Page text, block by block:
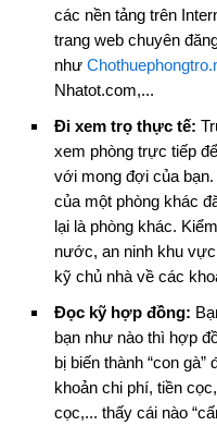
các nền tảng trên
trang web chuyên
như
Nhatot.com,...
Đi xem trọ thực tế:
xem phòng trực tiếp
với mong đợi của
của một phòng khác
lại là phòng khác.
nước, an ninh khu
kỹ chủ nhà về các
Đọc kỹ hợp đồng:
bạn như nào thì hợp
bị biến thành “con
khoản chi phí, tiền
cọc,... thấy cái nào